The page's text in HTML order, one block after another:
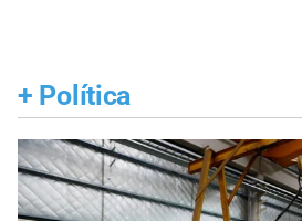
+ Política